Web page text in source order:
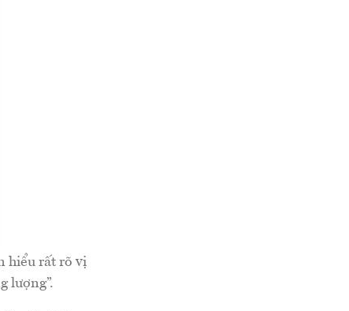
hiểu rất rõ vị
lượng”.